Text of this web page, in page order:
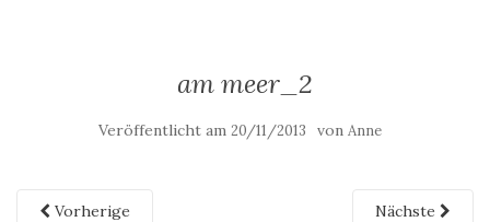
am meer_2
Veröffentlicht am 20/11/2013 von Anne
Vorherige Nächste